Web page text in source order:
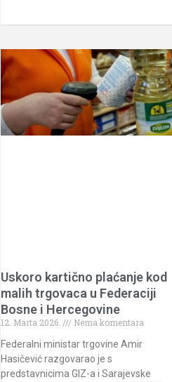
Uskoro kartično plaćanje kod
malih trgovaca u Federaciji
Bosne i Hercegovine
12. Marta 2026.
Nema komentara
Federalni ministar trgovine Amir
Hasičević razgovarao je s
predstavnicima GIZ-a i Sarajevske